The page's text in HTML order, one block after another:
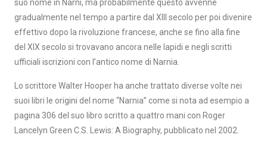
suo nome in Narni, ma probabilmente questo avvenne
gradualmente nel tempo a partire dal XIII secolo per poi divenire
effettivo dopo la rivoluzione francese, anche se fino alla fine
del XIX secolo si trovavano ancora nelle lapidi e negli scritti
ufficiali iscrizioni con l’antico nome di Narnia.
Lo scrittore Walter Hooper ha anche trattato diverse volte nei
suoi libri le origini del nome “Narnia” come si nota ad esempio a
pagina 306 del suo libro scritto a quattro mani con Roger
Lancelyn Green C.S. Lewis: A Biography, pubblicato nel 2002.